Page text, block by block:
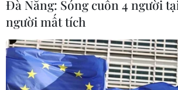
Đà Nẵng: Sóng cuốn 4 người
người mất tích